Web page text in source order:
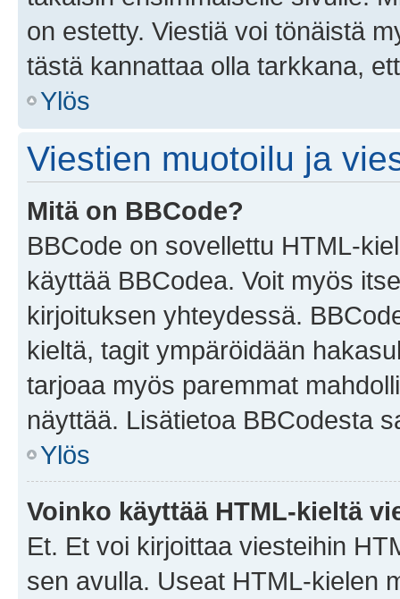
on estetty. Viestiä voi tönäistä
tästä kannattaa olla tarkkana,
Ylös
Viestien muotoilu ja
Mitä on BBCode?
BBCode on sovellettu HTML-
käyttää BBCodea. Voit myös
kirjoituksen yhteydessä.
kieltä, tagit ympäröidään
tarjoaa myös paremmat
näyttää. Lisätietoa BBCodesta
Ylös
Voinko käyttää HTML-kieltä
Et. Et voi kirjoittaa viesteihin
sen avulla. Useat HTML-kielen